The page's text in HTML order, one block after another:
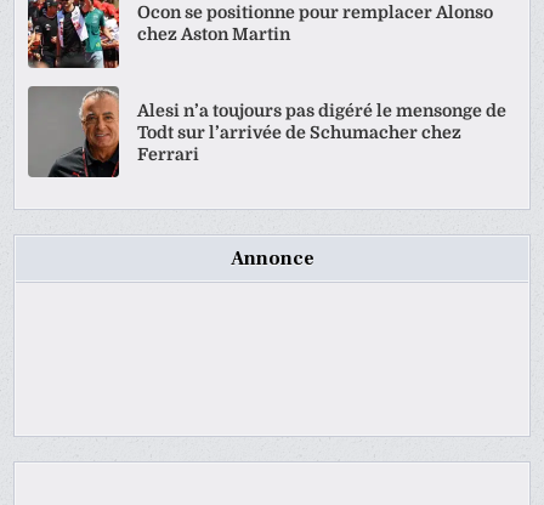
Ocon se positionne pour remplacer Alonso
chez Aston Martin
Alesi n’a toujours pas digéré le mensonge de
Todt sur l’arrivée de Schumacher chez
Ferrari
Annonce